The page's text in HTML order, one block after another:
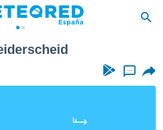
...